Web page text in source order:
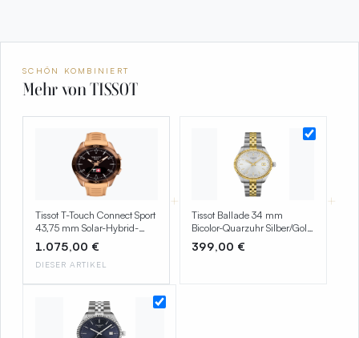
SCHÖN KOMBINIERT
Mehr von TISSOT
Tissot T-Touch Connect Sport
43,75 mm Solar-Hybrid-
Smartwatch Titan/PVD Nude
– T153.420.47.051.05
1.075,00 €
DIESER ARTIKEL
+
Tissot Ballade 34 mm
Bicolor-Quarzuhr Silber/Gold
mit Edelstahlarmband –
T156.210.22.031.00
399,00 €
+